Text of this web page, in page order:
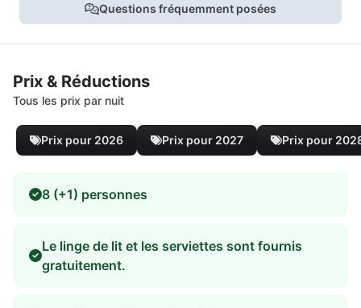
Questions fréquemment posées
Prix & Réductions
Tous les prix par nuit
Prix pour 2026 Prix pour 2027 Prix pour
8 (+1) personnes
Le linge de lit et les serviettes sont fournis
gratuitement.